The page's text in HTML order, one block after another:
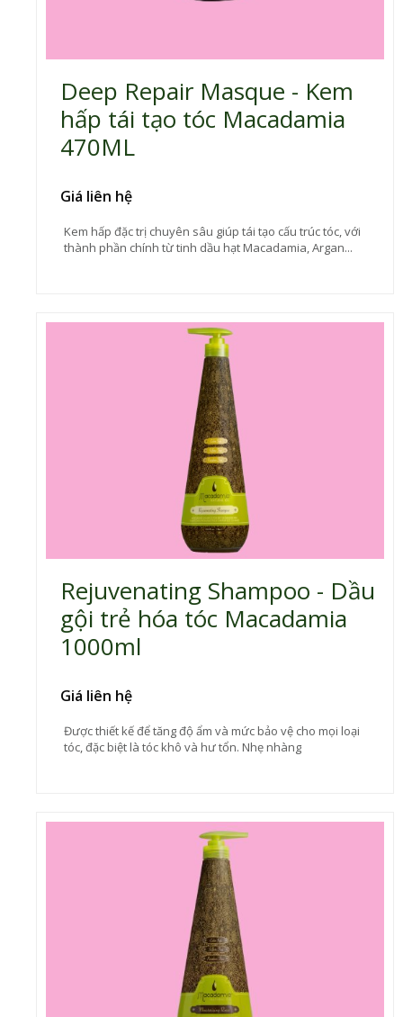
Deep Repair Masque - Kem
hấp tái tạo tóc Macadamia
470ML
Giá liên hệ
Kem hấp đặc trị chuyên sâu giúp tái tạo cấu trúc tóc, với
thành phần chính từ tinh dầu hạt Macadamia, Argan...
Rejuvenating Shampoo - Dầu
gội trẻ hóa tóc Macadamia
1000ml
Giá liên hệ
Được thiết kế để tăng độ ẩm và mức bảo vệ cho mọi loại
tóc, đặc biệt là tóc khô và hư tổn. Nhẹ nhàng